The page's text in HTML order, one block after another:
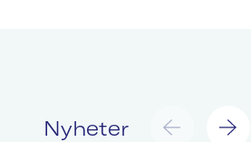
Nyheter